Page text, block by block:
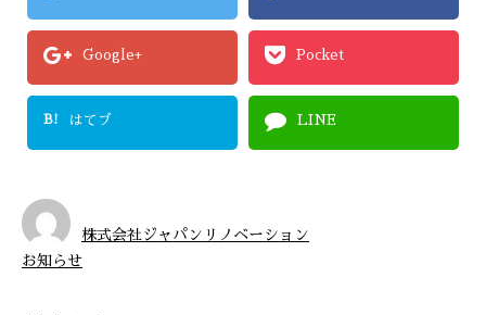
Google+ Pocket
B! はてブ LINE
株式会社ジャパンリノベーション
お知らせ